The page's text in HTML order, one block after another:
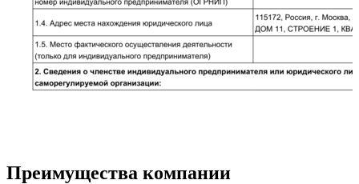
Преимущества компании